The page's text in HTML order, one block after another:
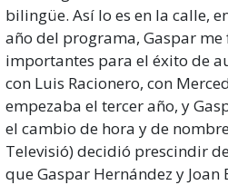
bilingüe. Así lo es en la calle,
año del programa, Gaspar
importantes para el éxito de
con Luis Racionero, con
empezaba el tercer año, y
el cambio de hora y de
Televisió) decidió prescindir
que Gaspar Hernández y